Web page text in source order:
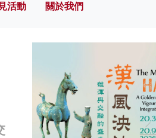
活動 關於我們